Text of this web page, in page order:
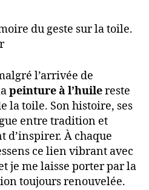
du geste sur la toile.
l’arrivée de
peinture à l’huilereste
la toile. Son histoire, ses
entre tradition et
À chaque
ce lien vibrant avec
je me laisse porter par la
toujours renouvelée.